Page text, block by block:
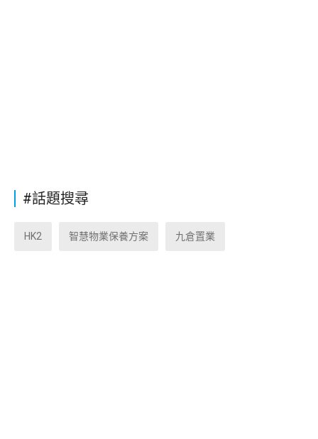
#話題搜尋
HK2 智慧物業保養方案 九倉置業